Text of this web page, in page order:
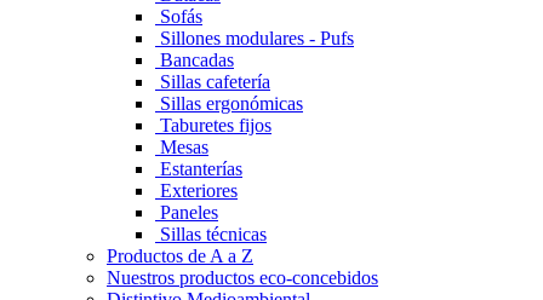
Sofás
Sillones modulares - Pufs
Bancadas
Sillas cafetería
Sillas ergonómicas
Taburetes fijos
Mesas
Estanterías
Exteriores
Paneles
Sillas técnicas
Productos de A a Z
Nuestros productos eco-concebidos